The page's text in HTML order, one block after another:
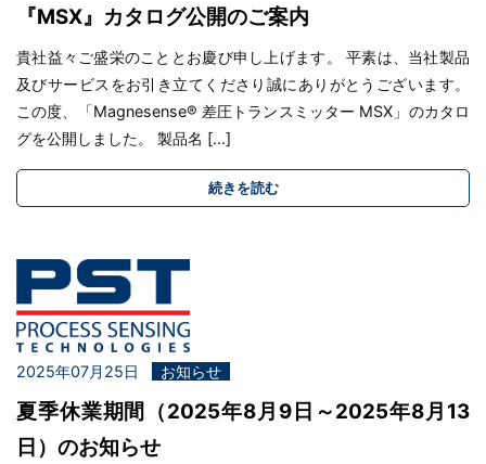
『MSX』カタログ公開のご案内
貴社益々ご盛栄のこととお慶び申し上げます。 平素は、当社製品
及びサービスをお引き立てくださり誠にありがとうございます。
この度、「Magnesense® 差圧トランスミッター MSX」のカタロ
グを公開しました。 製品名 […]
続きを読む
2025年07月25日 お知らせ
夏季休業期間（2025年8月9日～2025年8月13
日）のお知らせ